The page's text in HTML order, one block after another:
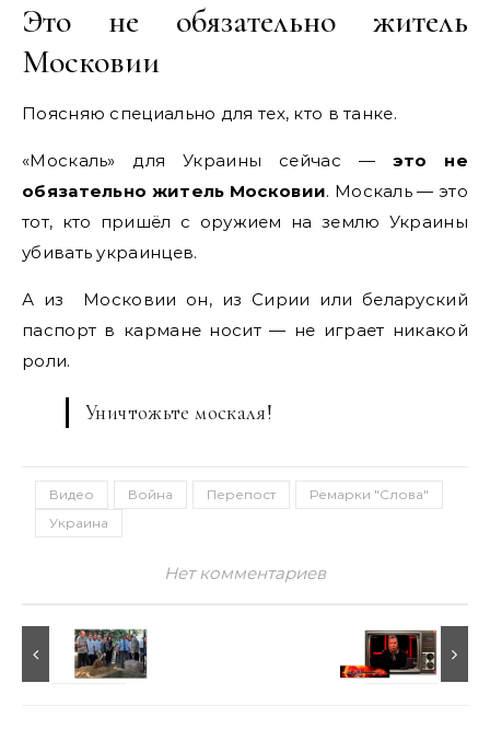
Это не обязательно житель
Московии
Поясняю специально для тех, кто в танке.
«Москаль» для Украины сейчас — это не
обязательно житель Московии. Москаль — это
тот, кто пришёл с оружием на землю Украины
убивать украинцев.
А из Московии он, из Сирии или беларуский
паспорт в кармане носит — не играет никакой
роли.
Уничтожьте москаля!
Видео Война Перепост
Ремарки "Слова"
Украина
Нет комментариев